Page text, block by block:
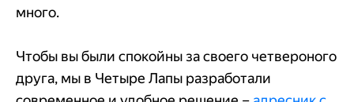
много.
Чтобы вы были спокойны за своего четвероного
друга, мы в Четыре Лапы разработали